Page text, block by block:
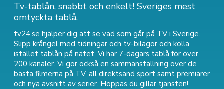
Tv-tablån, snabbt och enkelt! Sveriges mest
omtyckta tablå.
tv24.se hjälper dig att se vad som går på TV i Sverige.
Slipp krångel med tidningar och tv-bilagor och kolla
istället tablån på nätet. Vi har 7-dagars tablå för över
200 kanaler. Vi gör också en sammanställning över de
bästa filmerna på TV, all direktsänd sport samt premiärer
och nya avsnitt av serier. Hoppas du gillar tjänsten!